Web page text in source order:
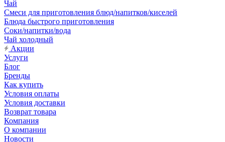
Чай
Смеси для приготовления блюд/напитков/киселей
Блюда быстрого приготовления
Соки/напитки/вода
Чай холодный
Акции
Услуги
Блог
Бренды
Как купить
Условия оплаты
Условия доставки
Возврат товара
Компания
О компании
Новости